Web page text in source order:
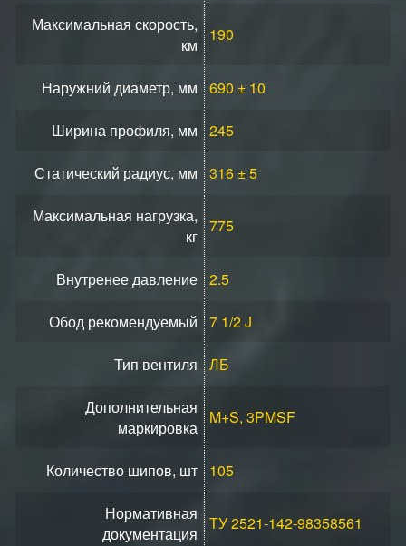
Максимальная скорость,
км
190
Наружний диаметр, мм 690 ± 10
Ширина профиля, мм 245
Статический радиус, мм 316 ± 5
Максимальная нагрузка,
кг
775
Внутренее давление 2.5
Обод рекомендуемый 7 1/2 J
Тип вентиля ЛБ
Дополнительная
маркировка
M+S, 3PMSF
Количество шипов, шт 105
Нормативная
документация
ТУ 2521-142-98358561